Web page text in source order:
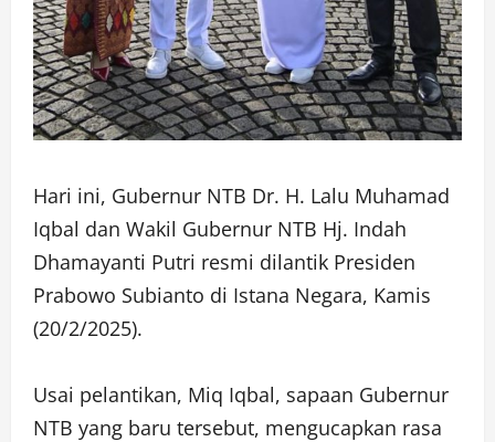
Hari ini, Gubernur NTB Dr. H. Lalu Muhamad
Iqbal dan Wakil Gubernur NTB Hj. Indah
Dhamayanti Putri resmi dilantik Presiden
Prabowo Subianto di Istana Negara, Kamis
(20/2/2025).
Usai pelantikan, Miq Iqbal, sapaan Gubernur
NTB yang baru tersebut, mengucapkan rasa